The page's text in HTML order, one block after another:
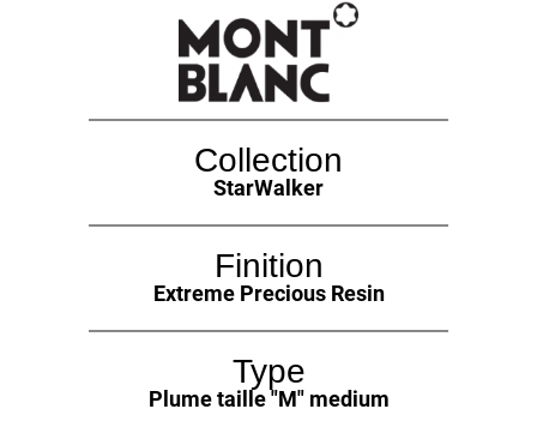
Collection
StarWalker
Finition
Extreme Precious Resin
Type
Plume taille "M" medium